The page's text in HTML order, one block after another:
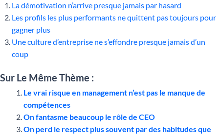
La démotivation n’arrive presque jamais par hasard
Les profils les plus performants ne quittent pas toujours pour
gagner plus
Une culture d’entreprise ne s’effondre presque jamais d’un
coup
Sur Le Même Thème :
Le vrai risque en management n’est pas le manque de
compétences
On fantasme beaucoup le rôle de CEO
On perd le respect plus souvent par des habitudes que